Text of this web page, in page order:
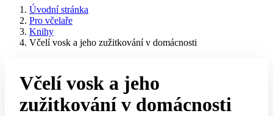
Úvodní stránka
Pro včelaře
Knihy
Včelí vosk a jeho zužitkování v domácnosti
Včelí vosk a jeho
zužitkování v domácnosti